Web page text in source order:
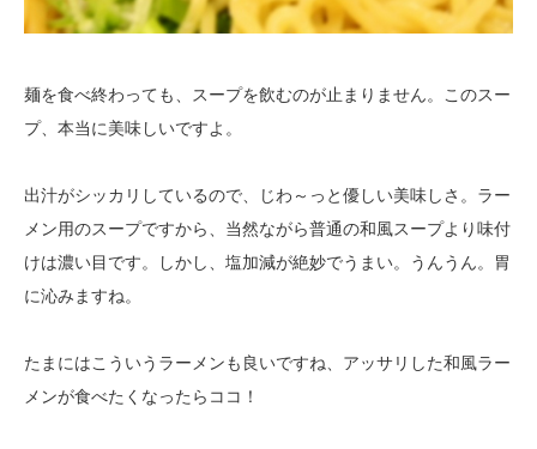
麺を食べ終わっても、スープを飲むのが止まりません。このスー
プ、本当に美味しいですよ。
出汁がシッカリしているので、じわ～っと優しい美味しさ。ラー
メン用のスープですから、当然ながら普通の和風スープより味付
けは濃い目です。しかし、塩加減が絶妙でうまい。うんうん。胃
に沁みますね。
たまにはこういうラーメンも良いですね、アッサリした和風ラー
メンが食べたくなったらココ！